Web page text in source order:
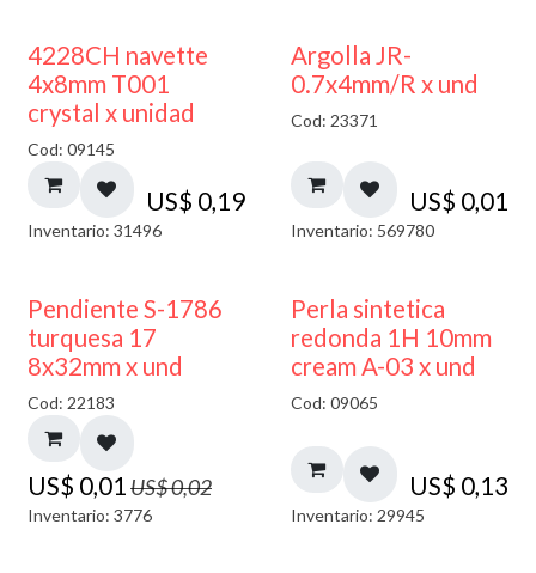
4228CH navette
4x8mm T001
crystal x unidad
Cod: 09145
US$ 0,19
Inventario: 31496
Argolla JR-
0.7x4mm/R x und
Cod: 23371
US$ 0,01
Inventario: 569780
50% DESCUENTO
Pendiente S-1786
turquesa 17
8x32mm x und
Cod: 22183
US$ 0,01 US$0,02
Inventario: 3776
Perla sintetica
redonda 1H 10mm
cream A-03 x und
Cod: 09065
US$ 0,13
Inventario: 29945